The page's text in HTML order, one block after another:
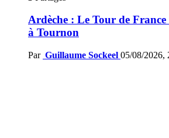
Ardèche : Le Tour de
à Tournon
Par Guillaume Sockeel 05/08/2026,